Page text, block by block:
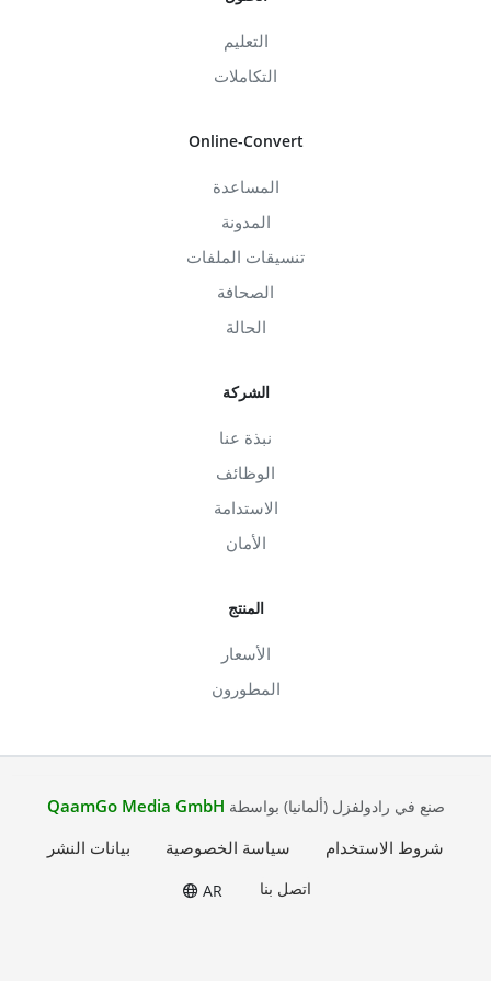
التعليم
التكاملات
Online-Convert
المساعدة
المدونة
تنسيقات الملفات
الصحافة
الحالة
الشركة
نبذة عنا
الوظائف
الاستدامة
الأمان
المنتج
الأسعار
المطورون
صنع في رادولفزل (ألمانيا) بواسطة QaamGo Media GmbH
شروط الاستخدام
سياسة الخصوصية بيانات النشر
اتصل بنا AR